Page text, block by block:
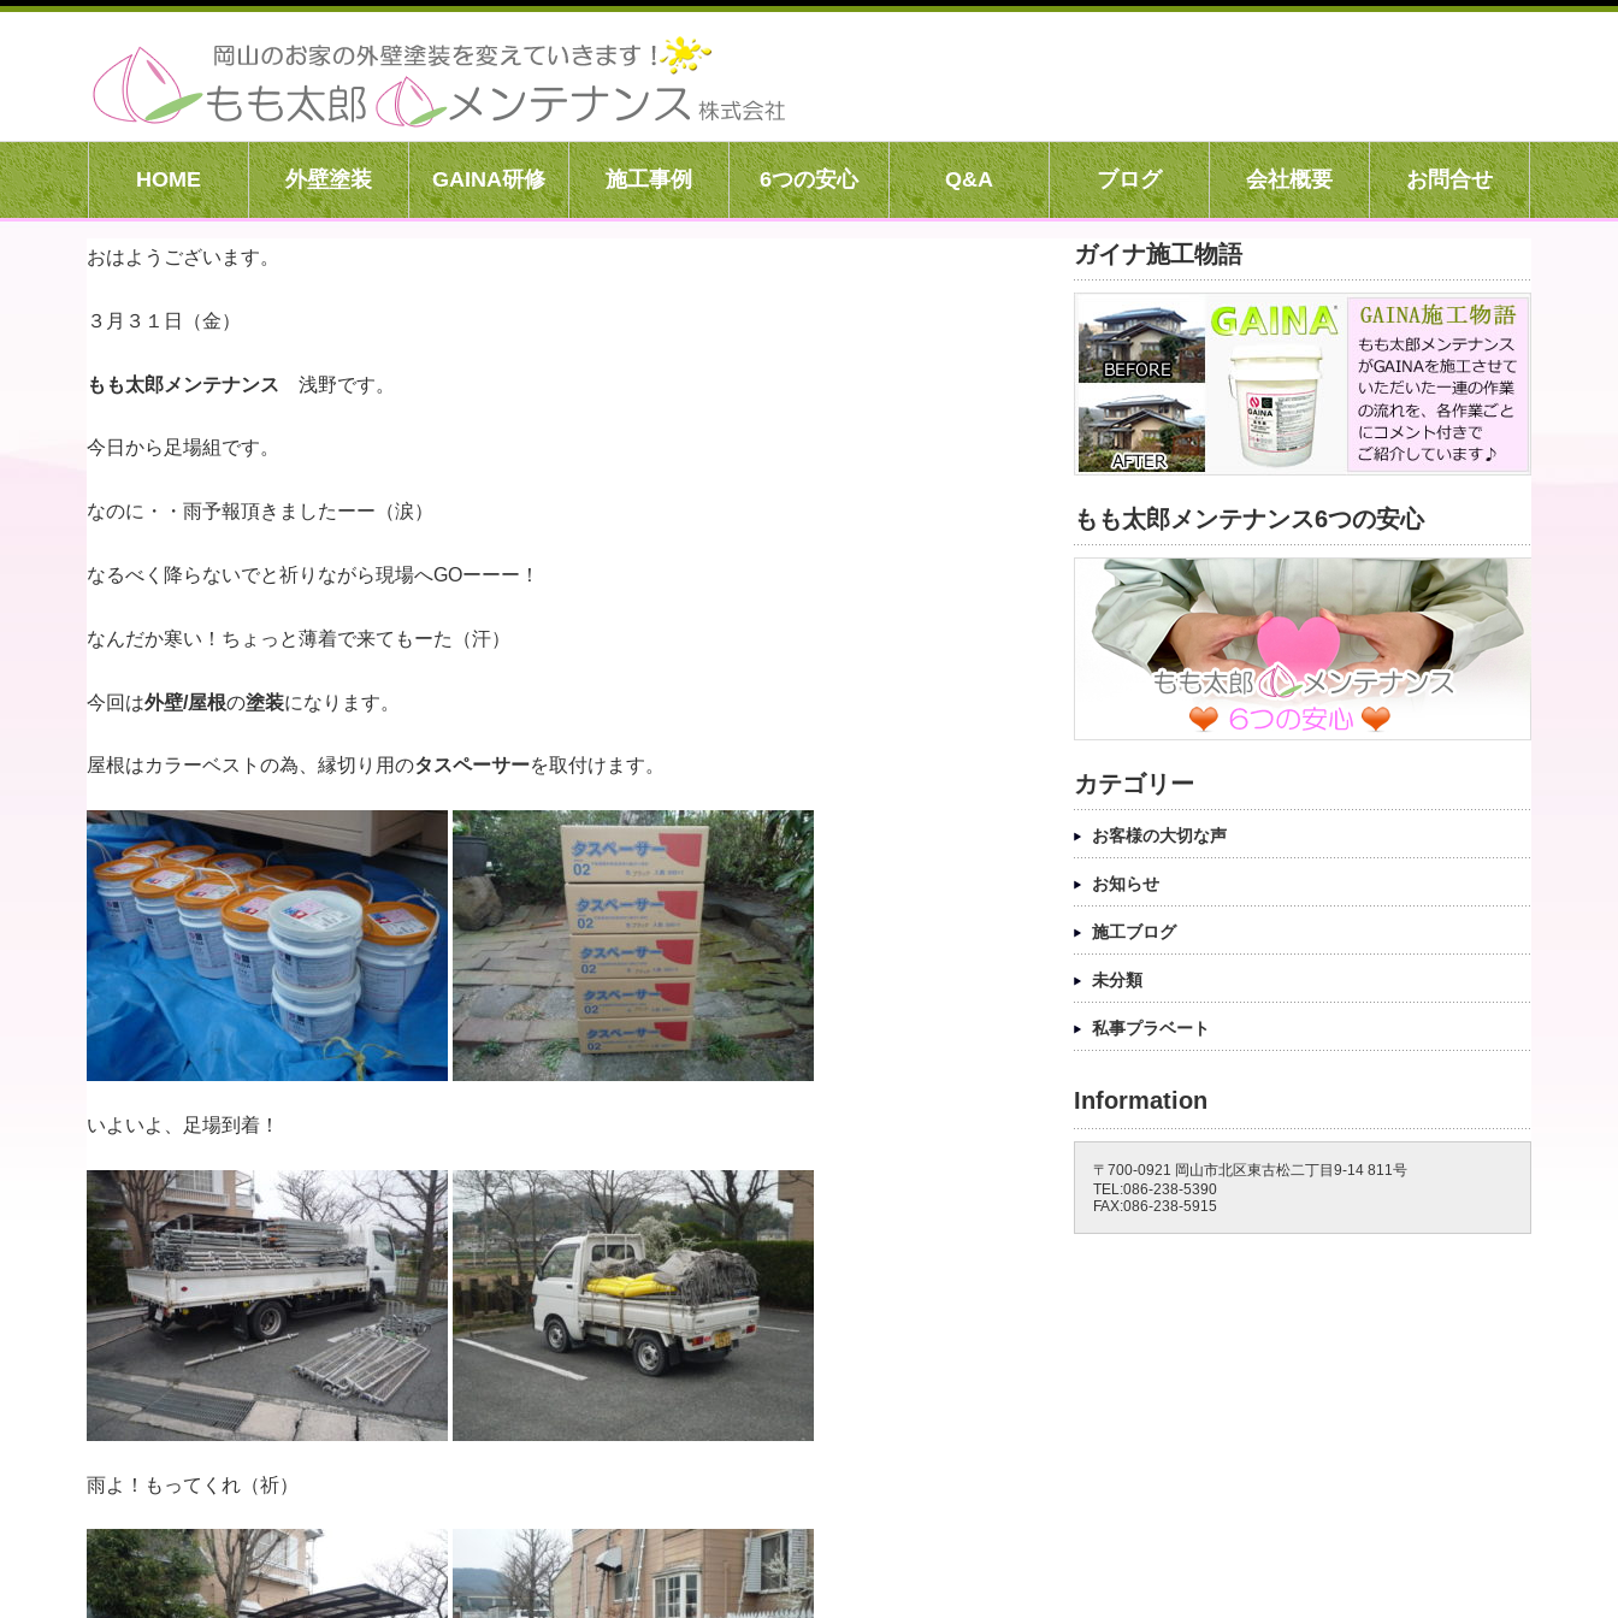
HOME 外壁塗装 GAINA研修 施工事例 6つの安心 Q&A ブログ 会社概要 お問合せ
おはようございます。
３月３１日（金）
もも太郎メンテナンス 浅野です。
今日から足場組です。
なのに・・雨予報頂きましたーー（涙）
なるべく降らないでと祈りながら現場へGOーーー！
なんだか寒い！ちょっと薄着で来てもーた（汗）
今回は外壁/屋根の塗装になります。
屋根はカラーベストの為、縁切り用のタスペーサーを取付けます。
いよいよ、足場到着！
雨よ！もってくれ（祈）
ガイナ施工物語
もも太郎メンテナンス6つの安心
カテゴリー
お客様の大切な声
お知らせ
施工ブログ
未分類
私事プラベート
Information
〒700-0921 岡山市北区東古松二丁目9-14 811号
TEL:086-238-5390
FAX:086-238-5915